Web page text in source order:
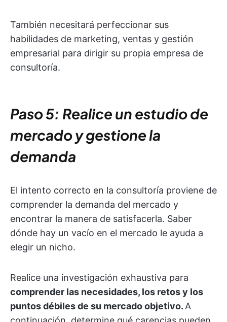
También necesitará perfeccionar sus
habilidades de marketing, ventas y gestión
empresarial para dirigir su propia empresa de
consultoría.
Paso 5: Realice un estudio de
mercado y gestione la
demanda
El intento correcto en la consultoría proviene de
comprender la demanda del mercado y
encontrar la manera de satisfacerla. Saber
dónde hay un vacío en el mercado le ayuda a
elegir un nicho.
Realice una investigación exhaustiva para
comprender las necesidades, los retos y los
puntos débiles de su mercado objetivo. A